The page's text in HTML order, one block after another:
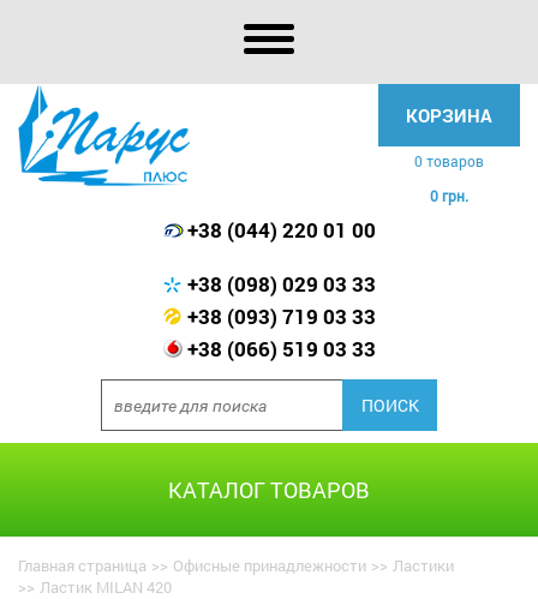
КОРЗИНА
0 товаров
0 грн.
+38 (044) 220 01 00
+38 (098) 029 03 33
+38 (093) 719 03 33
+38 (066) 519 03 33
КАТАЛОГ ТОВАРОВ
Главная страница >> Офисные принадлежности >> Ластики
>> Ластик MILAN 420